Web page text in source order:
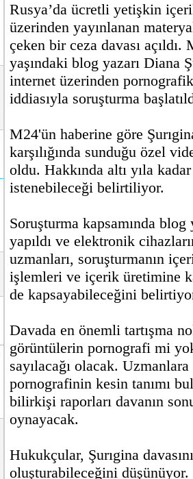
Rusya’da ücretli yetişkin
üzerinden yayınlanan
çeken bir ceza davası açıldı.
yaşındaki blog yazarı Diana
internet üzerinden
iddiasıyla soruşturma
M24'ün haberine göre
karşılığında sunduğu özel
oldu. Hakkında altı yıla
istenebileceği belirtiliyor.
Soruşturma kapsamında blog
yapıldı ve elektronik
uzmanları, soruşturmanın
işlemleri ve içerik üretimine
de kapsayabileceğini
Davada en önemli tartışma
görüntülerin pornografi mi
sayılacağı olacak.
pornografinin kesin tanımı
bilirkişi raporları davanın
oynayacak.
Hukukçular, Şurıgina
oluşturabileceğini